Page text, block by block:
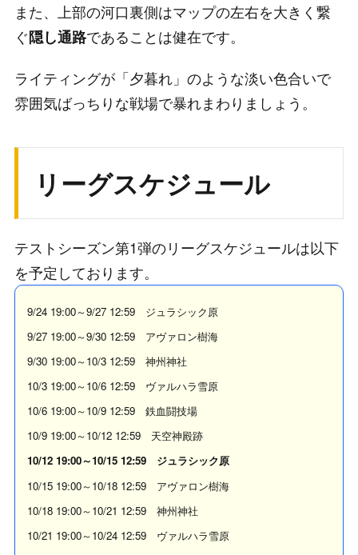
また、上部の河口裏側はマップの左右を大きく繋
ぐ隠し通路であることは健在です。
ライティングが「夕暮れ」のような淡い色合いで
雰囲気ばっちりな戦場で暴れまわりましょう。
リーグスケジュール
テストシーズン第1弾のリーグスケジュールは以下
を予定しております。
9/24 19:00～9/27 12:59 ジュラシック原
9/27 19:00～9/30 12:59 アヴァロン樹海
9/30 19:00～10/3 12:59 神州神社
10/3 19:00～10/6 12:59 ヴァルハラ雪原
10/6 19:00～10/9 12:59 鉄血闘技場
10/9 19:00～10/12 12:59 天空神殿跡
10/12 19:00～10/15 12:59 ジュラシック原
10/15 19:00～10/18 12:59 アヴァロン樹海
10/18 19:00～10/21 12:59 神州神社
10/21 19:00～10/24 12:59 ヴァルハラ雪原